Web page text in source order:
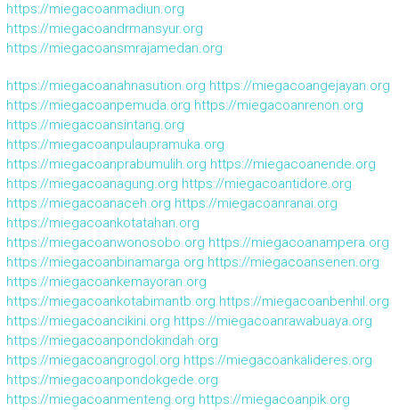
https://miegacoanmadiun.org
https://miegacoandrmansyur.org
https://miegacoansmrajamedan.org
https://miegacoanahnasution.org https://miegacoangejayan.org
https://miegacoanpemuda.org https://miegacoanrenon.org
https://miegacoansintang.org
https://miegacoanpulaupramuka.org
https://miegacoanprabumulih.org https://miegacoanende.org
https://miegacoanagung.org https://miegacoantidore.org
https://miegacoanaceh.org https://miegacoanranai.org
https://miegacoankotatahan.org
https://miegacoanwonosobo.org https://miegacoanampera.org
https://miegacoanbinamarga.org https://miegacoansenen.org
https://miegacoankemayoran.org
https://miegacoankotabimantb.org https://miegacoanbenhil.org
https://miegacoancikini.org https://miegacoanrawabuaya.org
https://miegacoanpondokindah.org
https://miegacoangrogol.org https://miegacoankalideres.org
https://miegacoanpondokgede.org
https://miegacoanmenteng.org https://miegacoanpik.org